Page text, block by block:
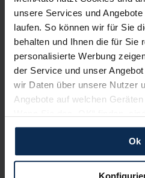
unsere Services und
laufen. So können wir für Sie
behalten und Ihnen die für Sie
personalisierte Werbung
der Service und unser
wir Daten über unsere Nutzer
Angebote auf welchen
und erlauben uns Cookies für
verwenden und diese Daten
etwa an unsere
zustimmen möchten,
Ok
Erfahren Sie mehr über das Urteil
Nachrichten